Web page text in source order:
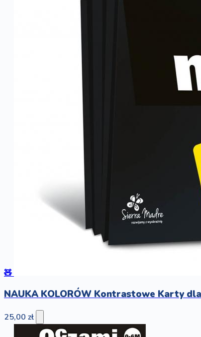
🧸
NAUKA KOLORÓW Kontrastowe Karty
25,00 zł